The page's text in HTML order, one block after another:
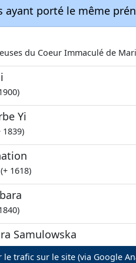
ayant porté le même
du Coeur Immaculé de
Yi
1618)
Samulowska
1950)
trafic sur le site (via Google